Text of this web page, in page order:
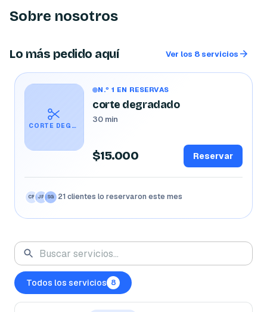
Sobre nosotros
Lo más pedido aquí Ver los 8 servicios
CORTE DEGRADADO
N.º 1 EN RESERVAS
corte degradado
30 min
$15.000 Reservar
CR JP SG 21 clientes lo reservaron este mes
Todos los servicios 8